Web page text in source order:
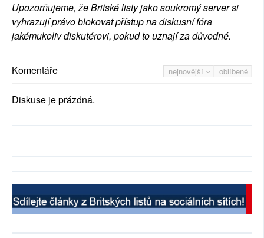
Upozorňujeme, že Britské listy jako soukromý server si
vyhrazují právo blokovat přístup na diskusní fóra
jakémukoliv diskutérovi, pokud to uznají za důvodné.
nejnovější oblíbené
Komentáře
Diskuse je prázdná.